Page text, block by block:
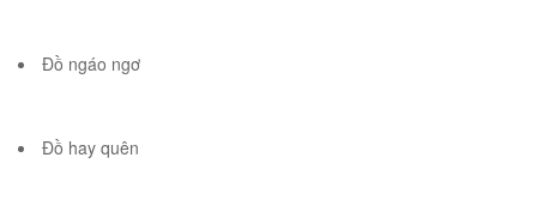
Đồ ngáo ngơ
Đồ hay quên